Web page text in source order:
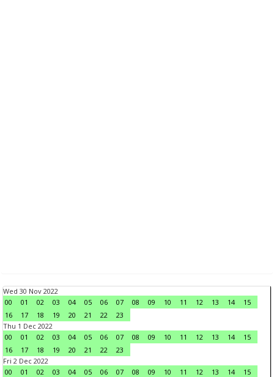
Wed 30 Nov 2022
00
01 02 03 04 05 06 07 08 09 10 11 12 13 14
15
16
17 18 19 20 21 22
23
Thu 1 Dec 2022
00
01 02 03 04 05 06 07 08 09 10 11 12 13 14
15
16
17 18 19 20 21 22
23
Fri 2 Dec 2022
00
01 02 03 04 05 06 07 08 09 10 11 12 13 14
15